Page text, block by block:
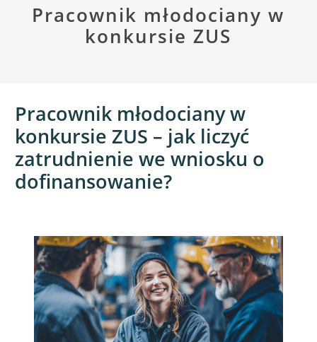
Pracownik młodociany w
konkursie ZUS
Pracownik młodociany w
konkursie ZUS – jak liczyć
zatrudnienie we wniosku o
dofinansowanie?